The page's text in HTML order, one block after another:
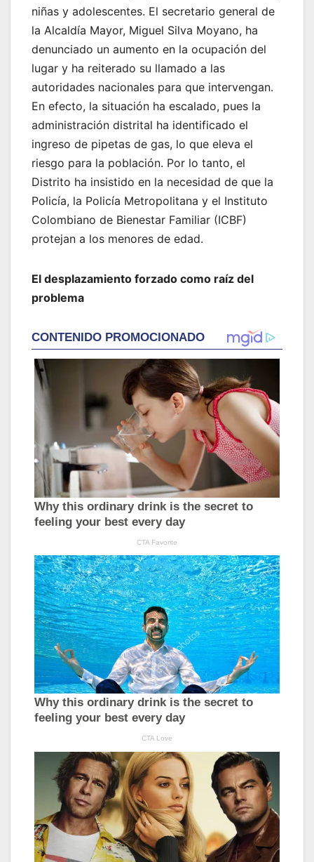
niñas y adolescentes. El secretario general de
la Alcaldía Mayor, Miguel Silva Moyano, ha
denunciado un aumento en la ocupación del
lugar y ha reiterado su llamado a las
autoridades nacionales para que intervengan.
En efecto, la situación ha escalado, pues la
administración distrital ha identificado el
ingreso de pipetas de gas, lo que eleva el
riesgo para la población. Por lo tanto, el
Distrito ha insistido en la necesidad de que la
Policía, la Policía Metropolitana y el Instituto
Colombiano de Bienestar Familiar (ICBF)
protejan a los menores de edad.
El desplazamiento forzado como raíz del
problema